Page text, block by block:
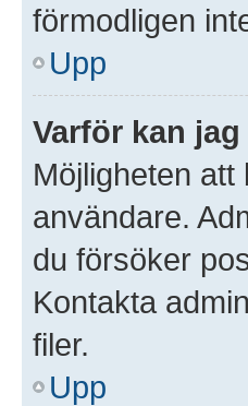
förmodligen
Upp
Varför kan
Möjligheten
användare.
du försöker
Kontakta
filer.
Upp